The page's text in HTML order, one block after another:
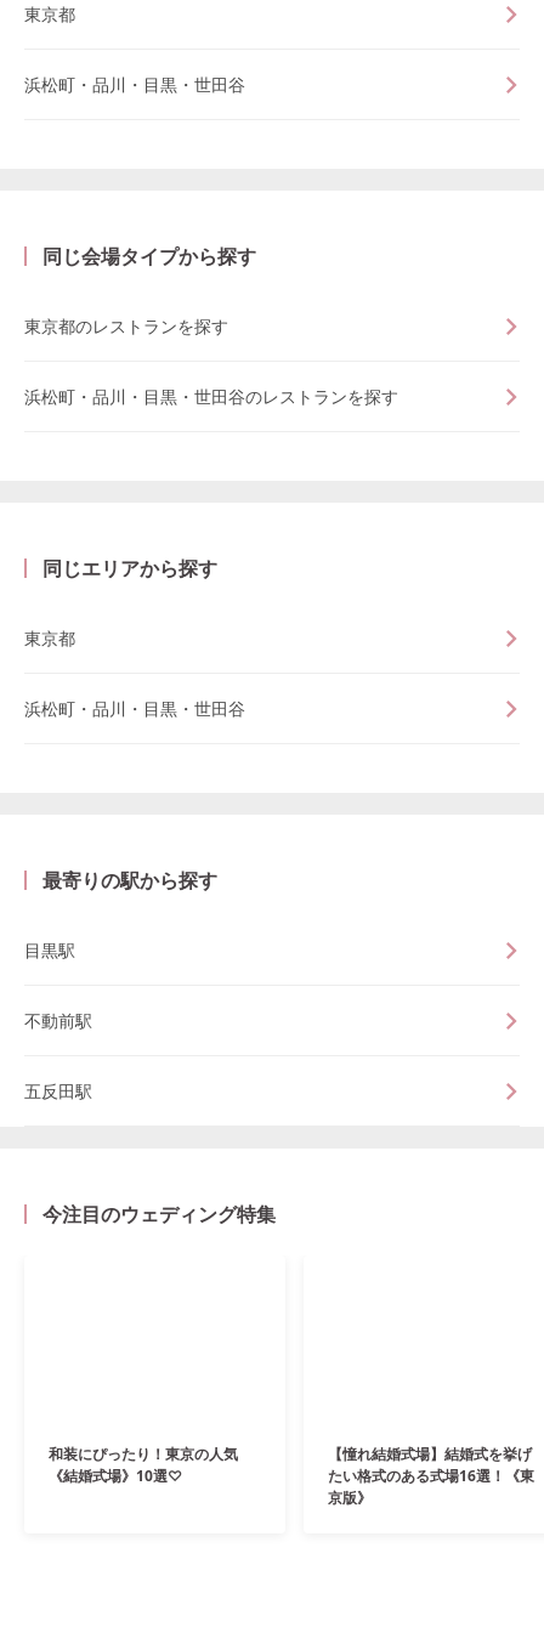
東京都
浜松町・品川・目黒・世田谷
同じ会場タイプから探す
東京都のレストランを探す
浜松町・品川・目黒・世田谷のレストランを探す
同じエリアから探す
東京都
浜松町・品川・目黒・世田谷
最寄りの駅から探す
目黒駅
不動前駅
五反田駅
今注目のウェディング特集
和装にぴったり！東京の人気
《結婚式場》10選♡
【憧れ結婚式場】結婚式を挙げ
たい格式のある式場16選！《東
京版》